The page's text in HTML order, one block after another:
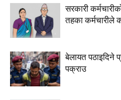
सरकारी
तहका कर्मचारीले
बेलायत पठाइदिने
पक्राउ